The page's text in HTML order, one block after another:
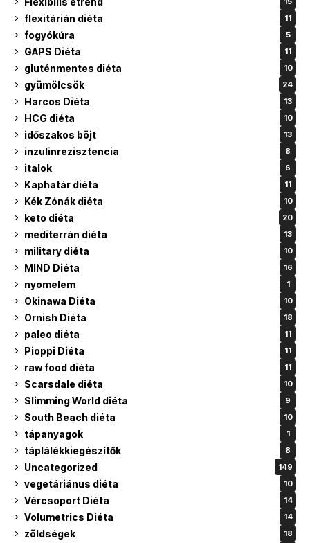
flexitárián diéta 11
fogyókúra 5
GAPS Diéta 11
gluténmentes diéta 10
gyümölcsök 24
Harcos Diéta 13
HCG diéta 10
időszakos böjt 13
inzulinrezisztencia 8
italok 6
Kaphatár diéta 11
Kék Zónák diéta 10
keto diéta 20
mediterrán diéta 13
military diéta 10
MIND Diéta 16
nyomelem 1
Okinawa Diéta 10
Ornish Diéta 18
paleo diéta 11
Pioppi Diéta 11
raw food diéta 11
Scarsdale diéta 10
Slimming World diéta 9
South Beach diéta 10
tápanyagok 1
táplálékkiegészítők 8
Uncategorized 149
vegetáriánus diéta 10
Vércsoport Diéta 14
Volumetrics Diéta 14
zöldségek 18